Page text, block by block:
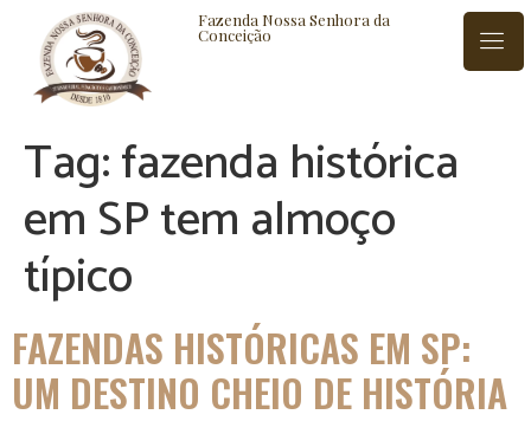
Fazenda Nossa Senhora da
Conceição
BLOG CONTATO
Tag:fazenda histórica
em SP tem almoço
típico
FAZENDAS HISTÓRICAS EM SP:
UM DESTINO CHEIO DE HISTÓRIA